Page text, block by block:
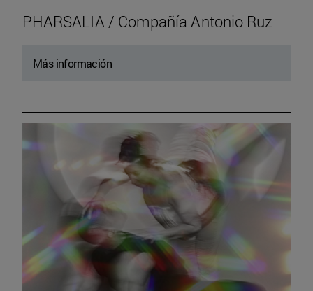
PHARSALIA / Compañía Antonio Ruz
Más información